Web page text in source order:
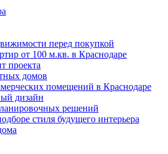
перед покупкой
от 100 м.кв. в Краснодаре
проекта
домов
помещений в Краснодаре
дизайн
решений
стиля будущего интерьера